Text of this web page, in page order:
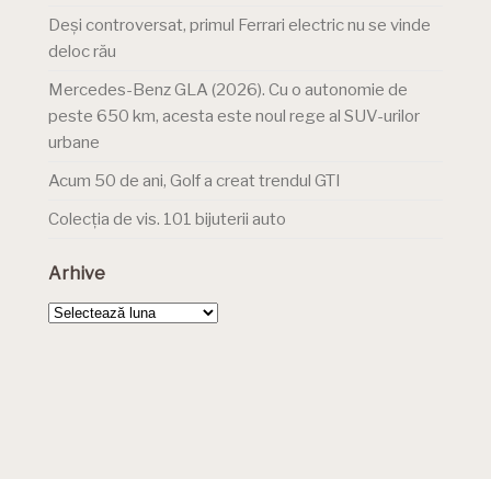
Deși controversat, primul Ferrari electric nu se vinde
deloc rău
Mercedes-Benz GLA (2026). Cu o autonomie de
peste 650 km, acesta este noul rege al SUV-urilor
urbane
Acum 50 de ani, Golf a creat trendul GTI
Colecția de vis. 101 bijuterii auto
Arhive
Arhive